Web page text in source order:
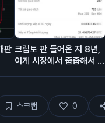
판 크립토 판 들어온 지 8년,
이게 시장에서 줍줍해서 모
스크랩 0